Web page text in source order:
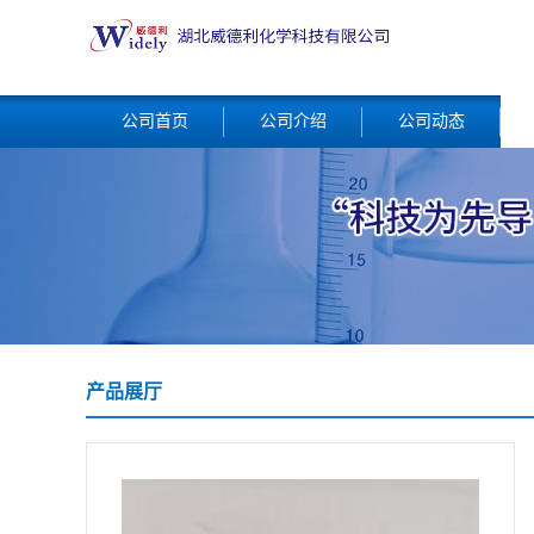
公司首页 公司介绍 公司动态
产品展厅